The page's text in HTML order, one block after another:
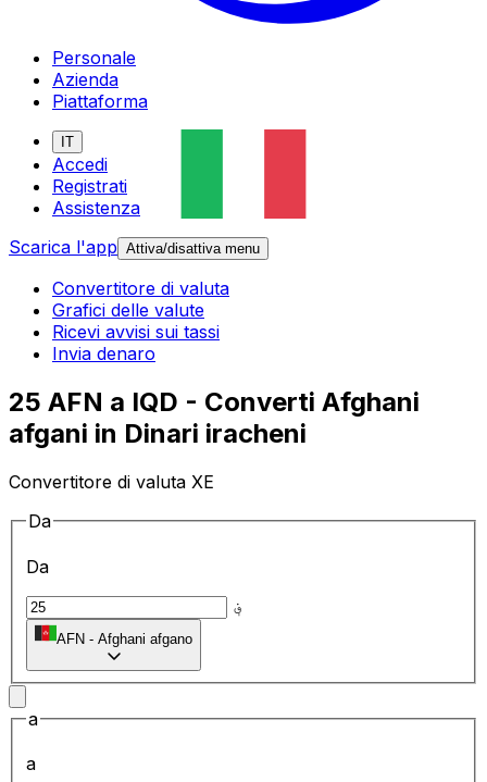
Personale
Azienda
Piattaforma
IT
Accedi
Registrati
Assistenza
Scarica l'app Attiva/disattiva menu
Convertitore di valuta
Grafici delle valute
Ricevi avvisi sui tassi
Invia denaro
25 AFN a IQD - Converti Afghani
afgani in Dinari iracheni
Convertitore di valuta XE
Da
Da
؋
AFN - Afghani afgano
a
a